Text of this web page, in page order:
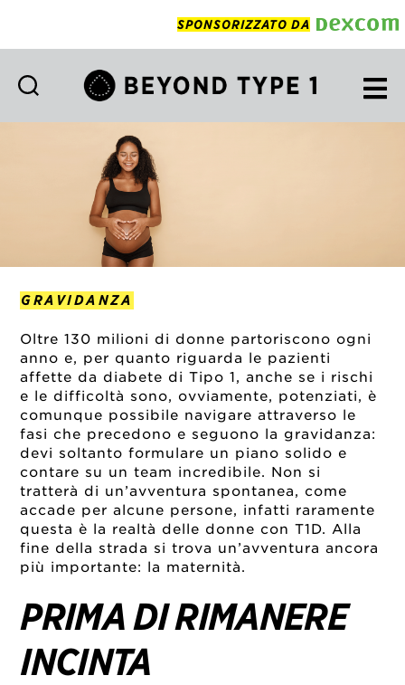
SPONSORIZZATO DA
GRAVIDANZA
Oltre 130 milioni di donne partoriscono ogni
anno e, per quanto riguarda le pazienti
affette da diabete di Tipo 1, anche se i rischi
e le difficoltà sono, ovviamente, potenziati, è
comunque possibile navigare attraverso le
fasi che precedono e seguono la gravidanza:
devi soltanto formulare un piano solido e
contare su un team incredibile. Non si
tratterà di un’avventura spontanea, come
accade per alcune persone, infatti raramente
questa è la realtà delle donne con T1D. Alla
fine della strada si trova un’avventura ancora
più importante: la maternità.
PRIMA DI RIMANERE
INCINTA